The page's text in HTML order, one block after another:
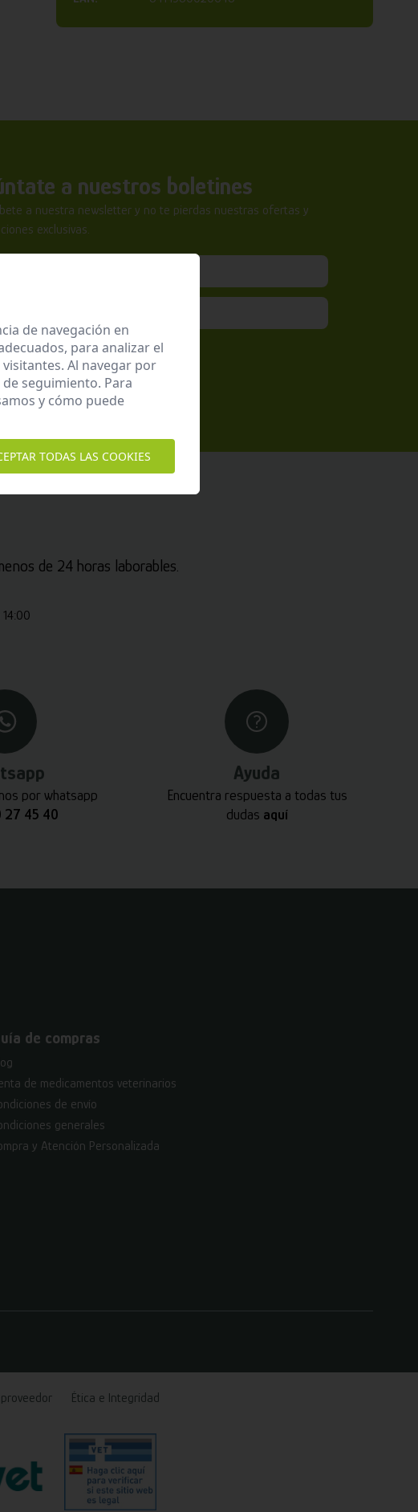
a nuestros boletines
a nuestra newsletter y no te pierdas nuestras ofertas y
exclusivas.
leído y acepto laPolítica de Privacidad
Enviar
de 24 horas laborables.
por whatsapp
27 45 40
Ayuda
Encuentra respuesta a todas tus
dudas aquí
de compras
de medicamentos veterinarios
de envío
generales
y Atención Personalizada
Ética e Integridad
de navegación en
para analizar el
Al navegar por
seguimiento. Para
y cómo puede
TODAS LAS COOKIES